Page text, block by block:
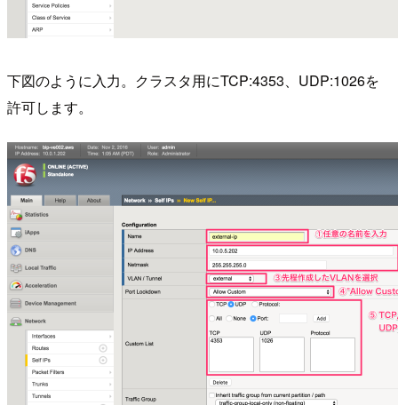
下図のように入力。クラスタ用にTCP:4353、UDP:1026を
許可します。